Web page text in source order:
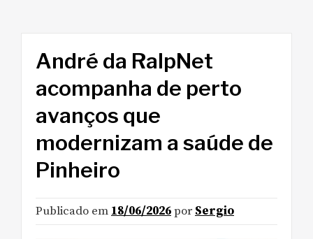
André da RalpNet
acompanha de perto
avanços que
modernizam a saúde de
Pinheiro
Publicado em 18/06/2026por Sergio